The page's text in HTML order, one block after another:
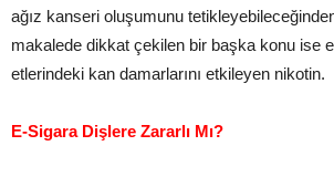
ağız kanseri oluşumunu
makalede dikkat çekilen bir başka konu ise
etlerindeki kan damarlarını etkileyen nikotin.
E-Sigara Dişlere Zararlı Mı?